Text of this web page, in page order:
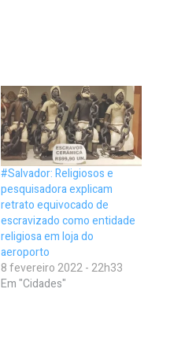
#Salvador: Religiosos e
pesquisadora explicam
retrato equivocado de
escravizado como entidade
religiosa em loja do
aeroporto
8 fevereiro 2022 - 22h33
Em "Cidades"